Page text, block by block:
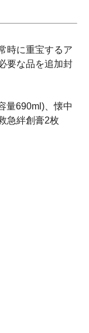
時に重宝するア
要な品を追加封
量690ml)、懐中
急絆創膏2枚